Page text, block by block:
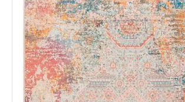
Nombre y Referencia del producto*
Acuerdo RGPD*
Doy mi consentimiento para que
esta web almacene la
información que envío para que
puedan responder a mi petición.